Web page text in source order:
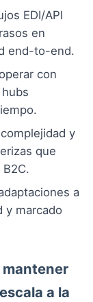
EDI/API
en
end-to-end.
con
y
que
a
y marcado
a la